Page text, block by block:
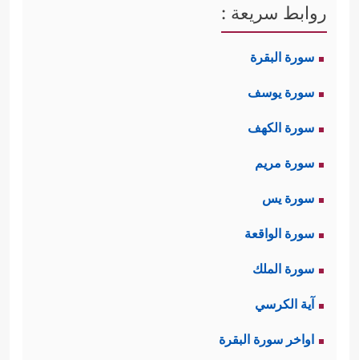
روابط سريعة :
سورة البقرة
سورة يوسف
سورة الكهف
سورة مريم
سورة يس
سورة الواقعة
سورة الملك
آية الكرسي
اواخر سورة البقرة